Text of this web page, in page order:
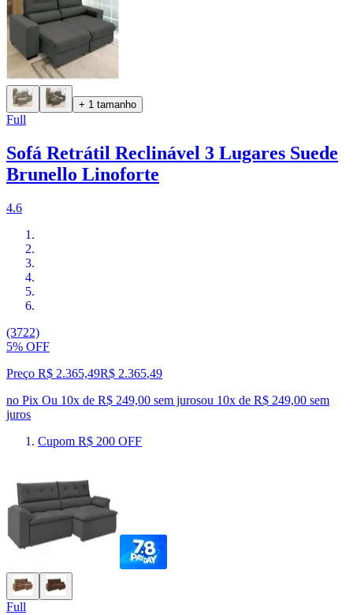
+ 1 tamanho
Full
Sofá Retrátil Reclinável 3 Lugares Suede
Brunello Linoforte
4.6
(3722)
5% OFF
Preço R$ 2.365,49R$ 2.365,49
no Pix Ou 10x de R$ 249,00 sem jurosou 10x de R$ 249,00 sem
juros
Cupom R$ 200 OFF
Full